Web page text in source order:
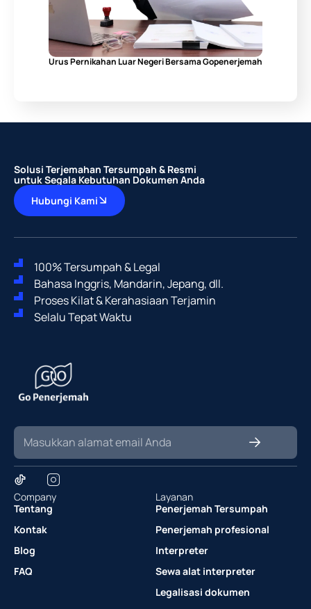
Urus Pernikahan Luar Negeri Bersama Gopenerjemah
Solusi Terjemahan Tersumpah & Resmi
untuk Segala Kebutuhan Dokumen Anda
Hubungi Kami
100% Tersumpah & Legal
Bahasa Inggris, Mandarin, Jepang, dll.
Proses Kilat & Kerahasiaan Terjamin
Selalu Tepat Waktu
Company
Tentang
Kontak
Blog
FAQ
Layanan
Penerjemah Tersumpah
Penerjemah profesional
Interpreter
Sewa alat interpreter
Legalisasi dokumen